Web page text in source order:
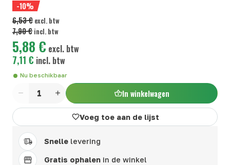
-10%
6,53 € excl. btw
7,90 € incl. btw
5,88 € excl. btw
7,11 € incl. btw
Nu beschikbaar
Aantal In winkelwagen
Voeg toe aan de lijst
Snelle levering
Gratis ophalen in de winkel